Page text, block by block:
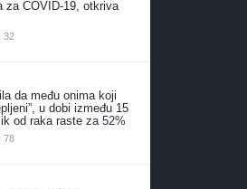
za COVID-19, otkriva
32komentara
da među onima koji
u dobi između 15
od raka raste za 52%
78komentara